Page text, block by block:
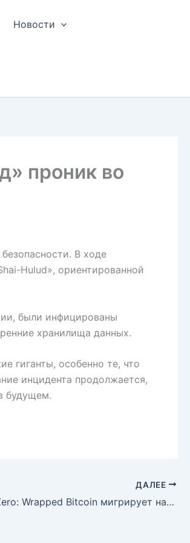
Новости
проник во
В ходе
Hulud», ориентированной
были инфицированы
хранилища данных.
гиганты, особенно те, что
инцидента продолжается,
будущем.
ДАЛЕЕ
Kraken разрывает с LayerZero: Wrapped Bitcoin мигрирует на Chainlink после громкого взлома